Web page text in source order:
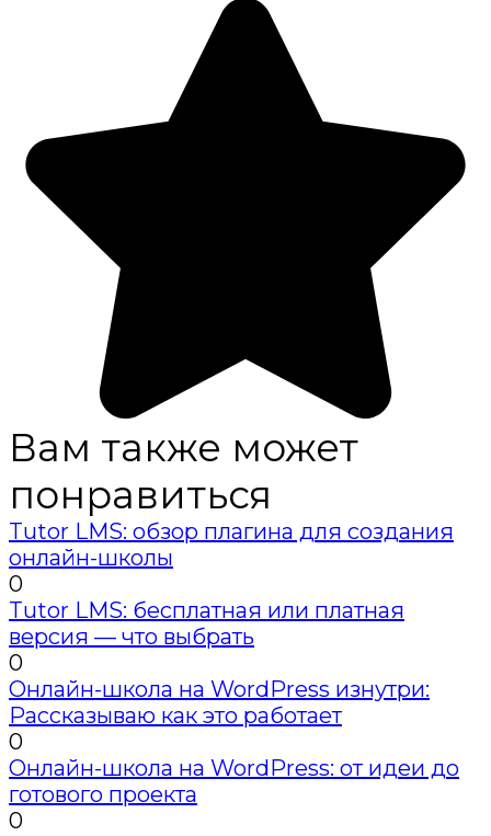
Вам также может
понравиться
Tutor LMS: обзор плагина для создания
онлайн-школы
0
Tutor LMS: бесплатная или платная
версия — что выбрать
0
Онлайн-школа на WordPress изнутри:
Рассказываю как это работает
0
Онлайн-школа на WordPress: от идеи до
готового проекта
0